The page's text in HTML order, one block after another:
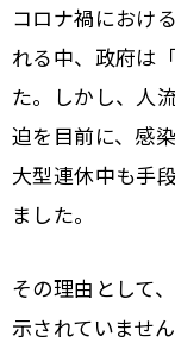
コロナ禍におけ
れる中、政府は
た。しかし、人
迫を目前に、感
大型連休中も手
ました。
その理由として
示されていませ